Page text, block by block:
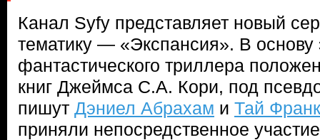
Канал Syfy представляет новый
тематику — «Экспансия». В основу
фантастического триллера
книг Джеймса С.А. Кори, под
пишут Дэниел Абрахам и Тай Франк
приняли непосредственное